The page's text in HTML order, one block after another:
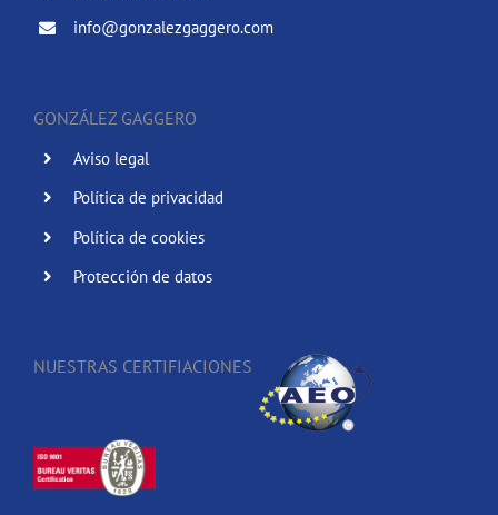
info@gonzalezgaggero.com
GONZÁLEZ GAGGERO
Aviso legal
Política de privacidad
Política de cookies
Protección de datos
NUESTRAS CERTIFIACIONES